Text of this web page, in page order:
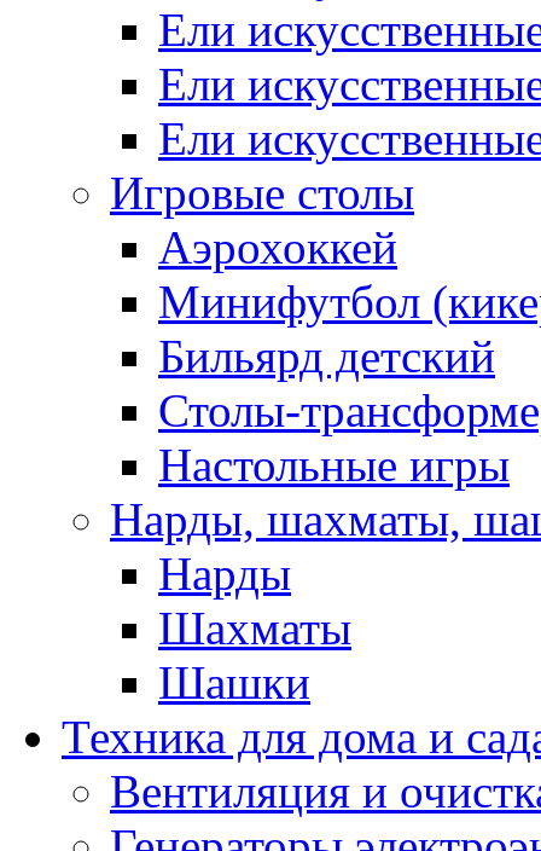
Ели
Ели
Ели
Игровые столы
Аэрохоккей
Минифутбол
Бильярд детский
Столы-
Настольные игры
Нарды, шахматы,
Нарды
Шахматы
Шашки
Техника для дома и
Вентиляция и